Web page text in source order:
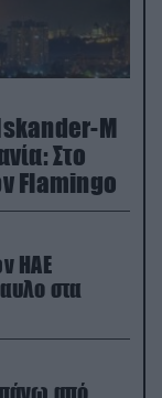
M
Στο
Flamingo
ΗΑΕ
στα